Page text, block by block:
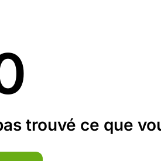
trouvé ce que